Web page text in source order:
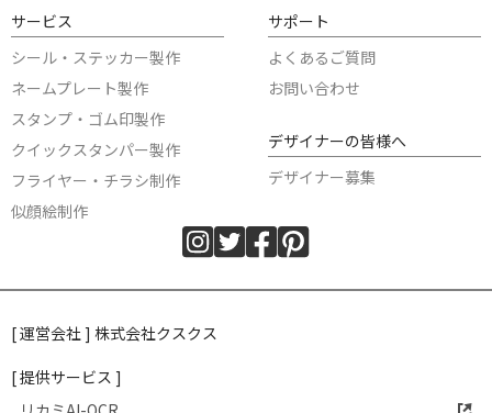
サービス
シール・ステッカー製作
ネームプレート製作
スタンプ・ゴム印製作
クイックスタンパー製作
フライヤー・チラシ制作
似顔絵制作
サポート
よくあるご質問
お問い合わせ
デザイナーの皆様へ
デザイナー募集
[ 運営会社 ] 株式会社クスクス
[ 提供サービス ]